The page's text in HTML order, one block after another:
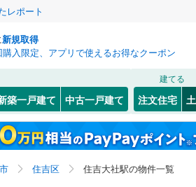
レポート
新規取得
購入限定、アプリで使えるお得なクーポン
築一戸建て 中古一戸建て
建てる
注文住宅
住吉区 住吉大社駅の物件一覧
手 宮城 秋田
奈川 埼玉 千葉
海）(2) 紀勢本線（JR東
小浜線(0)
本）(60) 湖西線(210)
福知山線(222
(2) (2) (4) 住ノ江
日当たり
） 角地（1）
整形地（1）
検索条件を保存しました
検索条件の新着物件通知は、 マイページか
近畿、住吉大社駅、価格未定を含む、
を含む